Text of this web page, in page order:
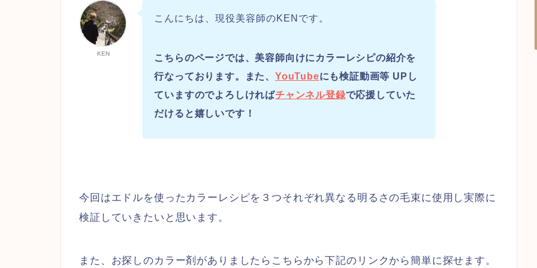
KEN
こんにちは、現役美容師のKENです。
こちらのページでは、美容師向けにカラーレシピの紹介を
行なっております。また、 YouTubeにも検証動画等 UPし
ていますのでよろしければチャンネル登録で応援していた
だけると嬉しいです！
今回はエドルを使ったカラーレシピを３つそれぞれ異なる明るさの毛束に使用し実際に
検証していきたいと思います。
また、お探しのカラー剤がありましたらこちらから下記のリンクから簡単に探せます。